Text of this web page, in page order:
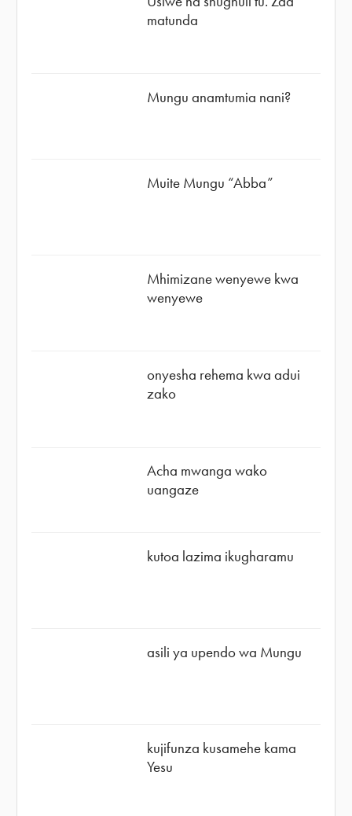
matunda
Mungu anamtumia nani?
Muite Mungu “Abba”
Mhimizane wenyewe kwa
wenyewe
onyesha rehema kwa adui
zako
Acha mwanga wako
uangaze
kutoa lazima ikugharamu
asili ya upendo wa Mungu
kujifunza kusamehe kama
Yesu